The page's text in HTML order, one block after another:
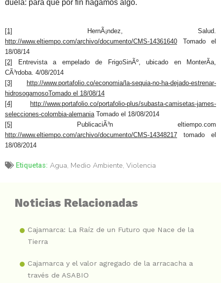
duela: para que por fin hagamos algo.
[1]
HernÃ¡ndez, Salud.
http://www.eltiempo.com/archivo/documento/CMS-14361640 Tomado el
18/08/14
[2]
Entrevista a empelado de FrigoSinÃº, ubicado en MonterÃ­a,
CÃ³rdoba. 4/08/2014
[3]
http://www.portafolio.co/economia/la-sequia-no-ha-dejado-estrenar-
hidrosogamosoTomado el 18/08/14
[4]
http://www.portafolio.co/portafolio-plus/subasta-camisetas-james-
selecciones-colombia-alemaniaTomado el 18/08/2014
[5]
PublicaciÃ³n eltiempo.com
http://www.eltiempo.com/archivo/documento/CMS-14348217 tomado el
18/08/2014
Etiquetas: Agua, Medio Ambiente, Violencia
Noticias Relacionadas
Cajamarca: La Raíz de un Futuro que Nace de la
Tierra
Cajamarca y el valor agregado de la arracacha a
través de ASABIO